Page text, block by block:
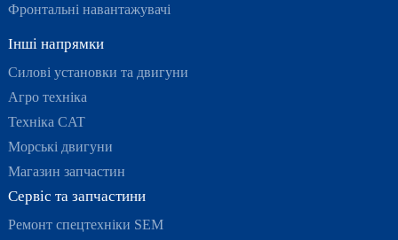
Фронтальні навантажувачі
Інші напрямки
Силові установки та двигуни
Агро техніка
Техніка CAT
Морські двигуни
Магазин запчастин
Сервіс та запчастини
Ремонт спецтехніки SEM